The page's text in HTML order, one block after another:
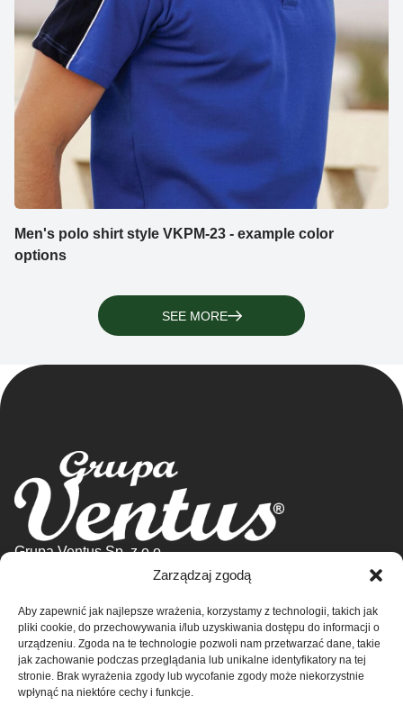
Zarządzaj zgodą
Aby zapewnić jak najlepsze wrażenia, korzystamy z technologii, takich jak
pliki cookie, do przechowywania i/lub uzyskiwania dostępu do informacji o
urządzeniu. Zgoda na te technologie pozwoli nam przetwarzać dane, takie
jak zachowanie podczas przeglądania lub unikalne identyfikatory na tej
stronie. Brak wyrażenia zgody lub wycofanie zgody może niekorzystnie
wpłynąć na niektóre cechy i funkcje.
Men's polo shirt style VKPM-23 - example color
options
SEE MORE
Grupa Ventus Sp. z o.o.
Manufacturer of sports and advertising clothing
NIP: 676-245-66-87 KRS 0000424254
Sąd rejonowy dla Krakowa – Śródmieście w
Krakowie
XI Wydział Krajowego Rejestru Sądowego
Shop
Contact
About us
Statute